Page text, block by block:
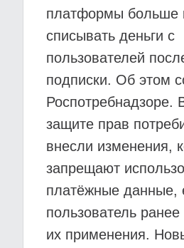
платформы больше
списывать деньги с
пользователей
подписки. Об этом
Роспотребнадзоре.
защите прав
внесли изменения,
запрещают
платёжные данные,
пользователь ранее
их применения.